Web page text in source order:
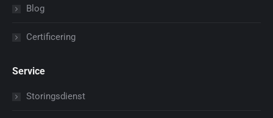
Blog
Certificering
Service
Storingsdienst